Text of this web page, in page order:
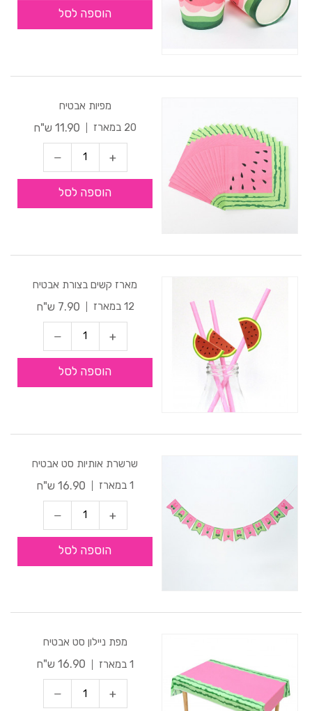
הוספה לסל
מפיות אבטיח
20 במארז
11.90 ש"ח
הוספה לסל
מארז קשים בצורת אבטיח
12 במארז
7.90 ש"ח
הוספה לסל
שרשרת אותיות סט אבטיח
1 במארז
16.90 ש"ח
הוספה לסל
מפת ניילון סט אבטיח
1 במארז
16.90 ש"ח